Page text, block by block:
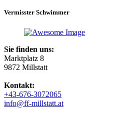
Vermisster Schwimmer
Sie finden uns:
Marktplatz 8
9872 Millstatt
Kontakt:
+43-676-3072065
info@ff-millstatt.at